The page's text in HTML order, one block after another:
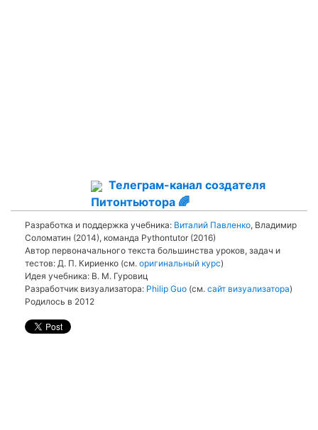
Телеграм-канал создателя
Питонтьютора 🌈
Разработка и поддержка учебника: Виталий Павленко, Владимир
Соломатин (2014), команда Pythontutor (2016)
Автор первоначального текста большинства уроков, задач и
тестов: Д. П. Кириенко (см. оригинальный курс)
Идея учебника: В. М. Гуровиц
Разработчик визуализатора: Philip Guo (см. сайт визуализатора)
Родилось в 2012